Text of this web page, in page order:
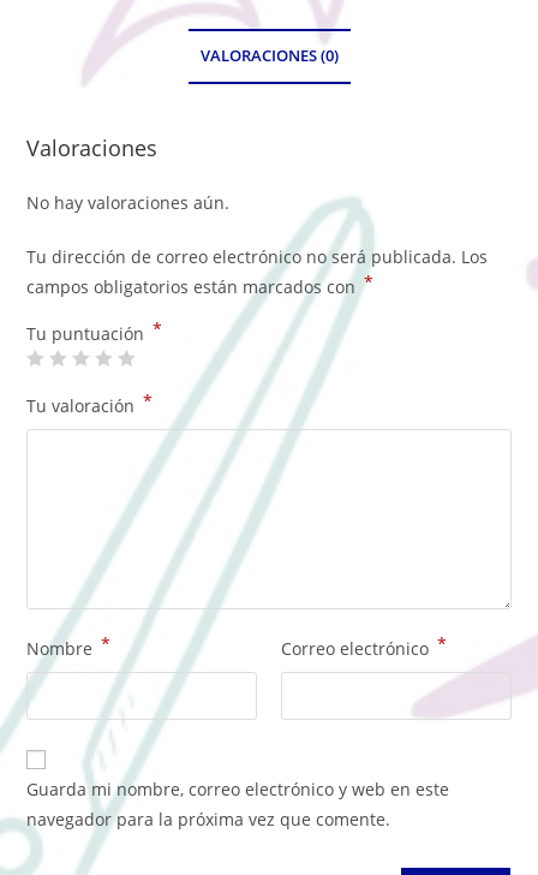
VALORACIONES (0)
Valoraciones
No hay valoraciones aún.
Tu dirección de correo electrónico no será publicada. Los
campos obligatorios están marcados con *
Tu puntuación *
Tu valoración *
Nombre * Correo electrónico *
Guarda mi nombre, correo electrónico y web en este
navegador para la próxima vez que comente.